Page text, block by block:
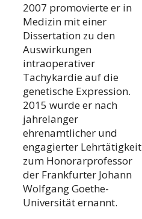
2007 promovierte er in
Medizin mit einer
Dissertation zu den
Auswirkungen
intraoperativer
Tachykardie auf die
genetische Expression.
2015 wurde er nach
jahrelanger
ehrenamtlicher und
engagierter Lehrtätigkeit
zum Honorarprofessor
der Frankfurter Johann
Wolfgang Goethe-
Universität ernannt.